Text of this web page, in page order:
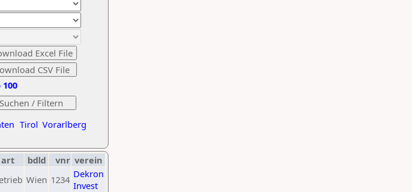
Tirol Vorarlberg
100
art bdld vnr verein
Wien 1234 Dekron
Invest